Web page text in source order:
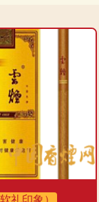
礼印象）